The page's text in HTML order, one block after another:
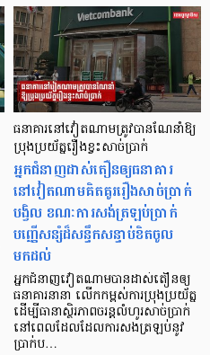
ធនាគារនៅវៀតណាមត្រូវបានណែនាំឱ្យ
ប្រុងប្រយ័ត្នរឿងខ្វះសាច់ប្រាក់
អ្នកជំនាញដាស់តឿនឲ្យធនាគារ
នៅវៀតណាមគិតគូររឿងសាច់ប្រាក់
បង្វិល ខណៈការសង់ត្រឡប់ប្រាក់
បញ្ញើសន្សំដ៏សន្ធឹកសន្ធាប់ខិតចូល
មកដល់
អ្នកជំនាញវៀតណាមបានដាស់តឿនឲ្យ
ធនាគារនានា លើកកម្ពស់ការប្រុងប្រយ័ត្ន
ដើម្បីធានាស្ថិរភាពចរន្តលំហូរសាច់ប្រាក់
នៅពេលដែលដែលការសងត្រឡប់នូវ
ប្រាក់ប…